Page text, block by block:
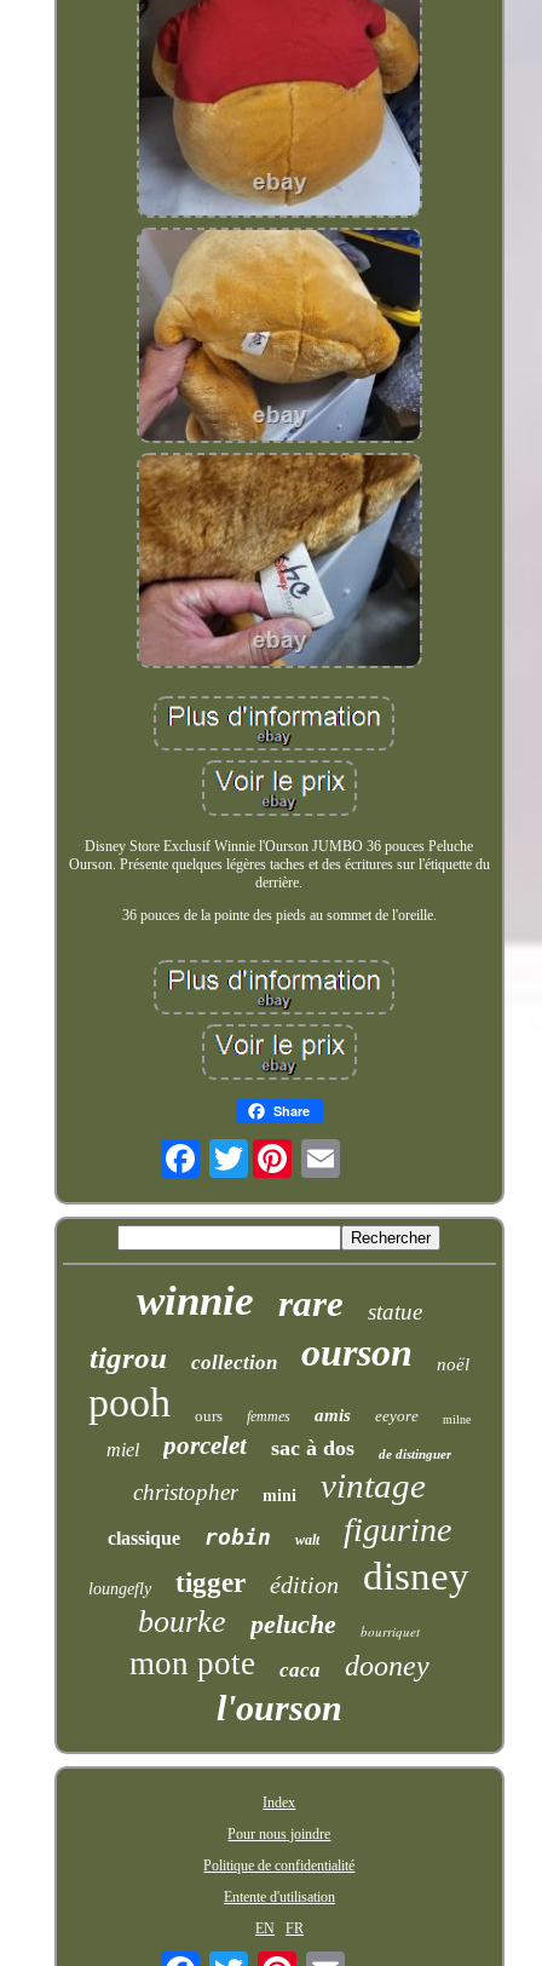
Disney Store Exclusif Winnie l'Ourson JUMBO 36 pouces Peluche
Ourson. Présente quelques légères taches et des écritures sur l'étiquette du
derrière.
36 pouces de la pointe des pieds au sommet de l'oreille.
Share
Twitter
winnie rare statue
tigrou collection ourson noël
pooh ours femmes amis eeyore milne
miel porcelet sac à dos de distinguer
christopher mini vintage
classique robin walt figurine
loungefly tigger édition disney
bourke peluche bourriquet
mon pote caca dooney
l'ourson
Index
Pour nous joindre
Politique de confidentialité
Entente d'utilisation
EN
FR